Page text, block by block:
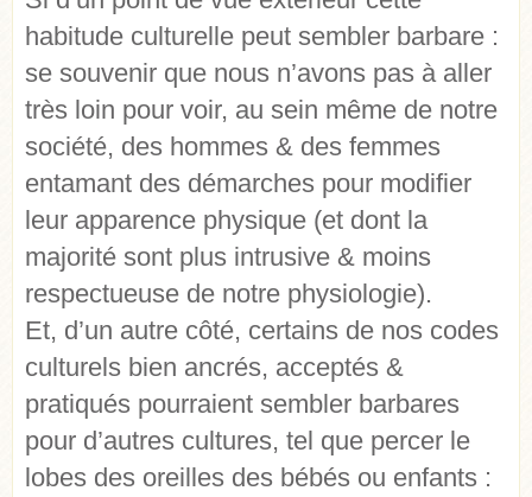
habitude culturelle peut sembler barbare :
se souvenir que nous n’avons pas à aller
très loin pour voir, au sein même de notre
société, des hommes & des femmes
entamant des démarches pour modifier
leur apparence physique (et dont la
majorité sont plus intrusive & moins
respectueuse de notre physiologie).
Et, d’un autre côté, certains de nos codes
culturels bien ancrés, acceptés &
pratiqués pourraient sembler barbares
pour d’autres cultures, tel que percer le
lobes des oreilles des bébés ou enfants :